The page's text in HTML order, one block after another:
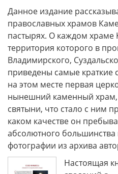
Данное издание
православных храмов
пастырях. О каждом храме
территория которого в
Владимирского,
приведены самые краткие
на этом месте первая
нынешний каменный храм,
святыни, что стало с ним
каком качестве он
абсолютного большинства
фотографии из архива
Настоящая